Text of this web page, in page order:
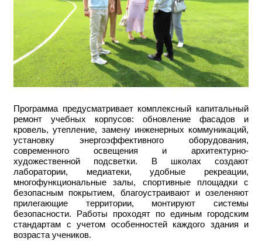
Программа предусматривает комплексный капитальный
ремонт учебных корпусов: обновление фасадов и
кровель, утепление, замену инженерных коммуникаций,
установку энергоэффективного оборудования,
современного освещения и архитектурно-
художественной подсветки. В школах создают
лаборатории, медиатеки, удобные рекреации,
многофункциональные залы, спортивные площадки с
безопасным покрытием, благоустраивают и озеленяют
прилегающие территории, монтируют системы
безопасности. Работы проходят по единым городским
стандартам с учетом особенностей каждого здания и
возраста учеников.